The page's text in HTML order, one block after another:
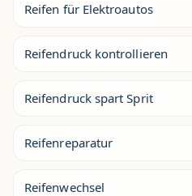
Reifen für Elektroautos
Reifendruck kontrollieren
Reifendruck spart Sprit
Reifenreparatur
Reifenwechsel